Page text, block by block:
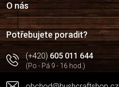
a
t
í
O nás
Potřebujete poradit?
(+420)605 011 644
(Po - Pá 9 - 16 hod.)